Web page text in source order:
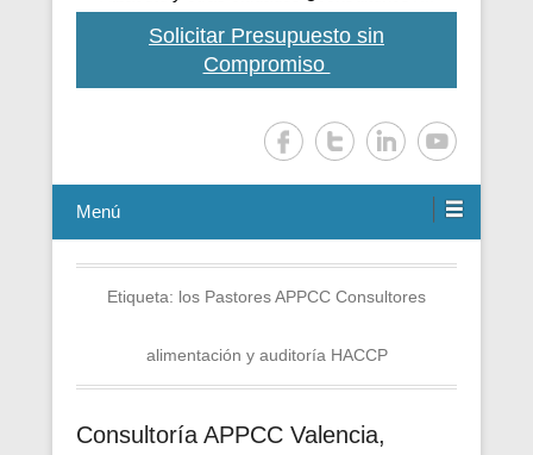
Solicitar Presupuesto sin
Compromiso
Menú
Etiqueta: los Pastores APPCC Consultores
alimentación y auditoría HACCP
Consultoría APPCC Valencia,